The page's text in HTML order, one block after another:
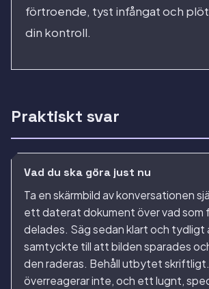
förtroende, tyst infångat och
din kontroll.
Praktiskt svar
Vad du ska göra just nu
Ta en skärmbild av konversationen
ett daterat dokument över vad som
delades. Säg sedan klart och tydligt
samtyckte till att bilden sparades
den raderas. Behåll utbytet
överreagerar inte, och ett lugnt,